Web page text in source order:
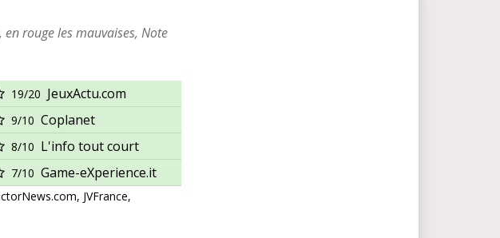
rouge les mauvaises, Note
19/20 JeuxActu.com
9/10 Coplanet
8/10 L'info tout court
7/10 Game-eXperience.it
JVFrance,